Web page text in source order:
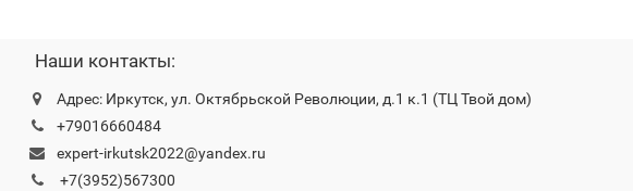
Наши контакты:
Адрес: Иркутск, ул. Октябрьской Революции, д.1 к.1 (ТЦ Твой дом)
+79016660484
expert-irkutsk2022@yandex.ru
+7(3952)567300